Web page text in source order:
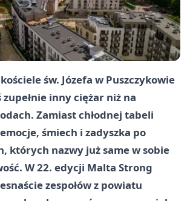
św. Józefa w Puszczykowie
zupełnie inny ciężar niż na
Zamiast chłodnej tabeli
śmiech i zadyszka po
których nazwy już same w sobie
W 22. edycji Malta Strong
zespołów z powiatu